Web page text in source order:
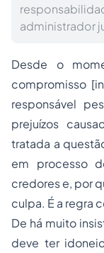
administrador
Desde o
compromisso
responsável
prejuízos
tratada a
em processo
credores e, por
culpa. É a regra
De há muito
deve ter